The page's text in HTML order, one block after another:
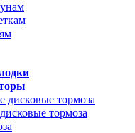
дисковые тормоза
тормоза